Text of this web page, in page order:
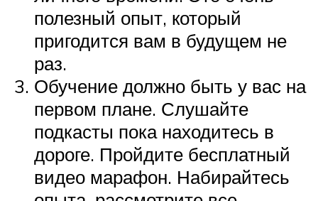
полезный опыт, который
пригодится вам в будущем не
раз.
Обучение должно быть у вас на
первом плане. Слушайте
подкасты пока находитесь в
дороге. Пройдите бесплатный
видео марафон. Набирайтесь